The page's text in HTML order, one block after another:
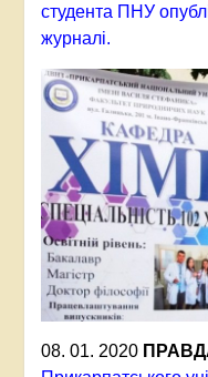
студента ПНУ
журналі.
08. 01. 2020